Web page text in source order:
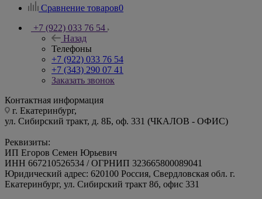
Сравнение товаров0
+7 (922) 033 76 54
Назад
Телефоны
+7 (922) 033 76 54
+7 (343) 290 07 41
Заказать звонок
Контактная информация
г. Екатеринбург,
ул. Сибирский тракт, д. 8Б, оф. 331 (ЧКАЛОВ - ОФИС)
Реквизиты:
ИП Егоров Семен Юрьевич
ИНН 667210526534 / ОГРНИП 323665800089041
Юридический адрес: 620100 Россия, Свердловская обл. г.
Екатеринбург, ул. Сибирский тракт 8б, офис 331